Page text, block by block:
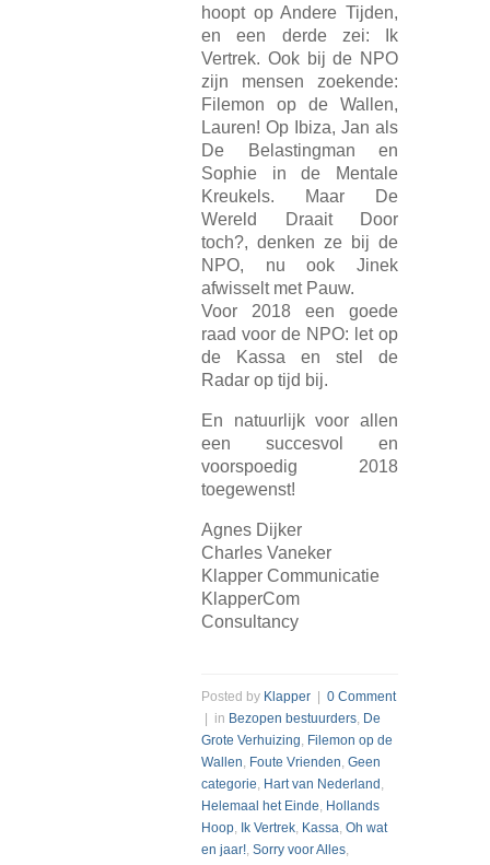
hoopt op Andere Tijden,
en een derde zei: Ik
Vertrek. Ook bij de NPO
zijn mensen zoekende:
Filemon op de Wallen,
Lauren! Op Ibiza, Jan als
De Belastingman en
Sophie in de Mentale
Kreukels. Maar De
Wereld Draait Door
toch?, denken ze bij de
NPO, nu ook Jinek
afwisselt met Pauw.
Voor 2018 een goede
raad voor de NPO: let op
de Kassa en stel de
Radar op tijd bij.
En natuurlijk voor allen
een succesvol en
voorspoedig 2018
toegewenst!
Agnes Dijker
Charles Vaneker
Klapper Communicatie
KlapperCom
Consultancy
Posted by Klapper
0 Comment
| in Bezopen bestuurders, De
Grote Verhuizing, Filemon op de
Wallen, Foute Vrienden, Geen
categorie, Hart van Nederland ,
Helemaal het Einde, Hollands
Hoop, Ik Vertrek, Kassa, Oh wat
en jaar!, Sorry voor Alles,